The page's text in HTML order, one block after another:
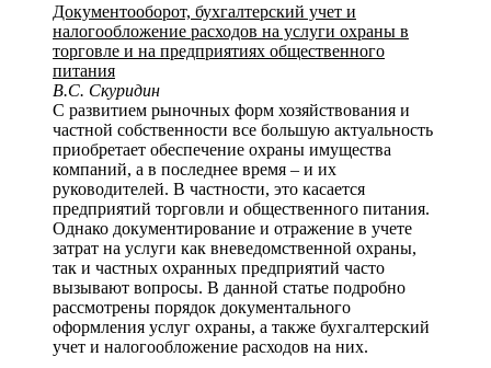
Документооборот, бухгалтерский учет и
налогообложение расходов на услуги охраны в
торговле и на предприятиях общественного
питания
В.С. Скуридин
С развитием рыночных форм хозяйствования и
частной собственности все большую актуальность
приобретает обеспечение охраны имущества
компаний, а в последнее время – и их
руководителей. В частности, это касается
предприятий торговли и общественного питания.
Однако документирование и отражение в учете
затрат на услуги как вневедомственной охраны,
так и частных охранных предприятий часто
вызывают вопросы. В данной статье подробно
рассмотрены порядок документального
оформления услуг охраны, а также бухгалтерский
учет и налогообложение расходов на них.